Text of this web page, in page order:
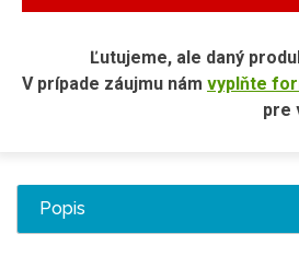
Ľutujeme, ale daný
V prípade záujmu nám vyplňte
pre
Popis